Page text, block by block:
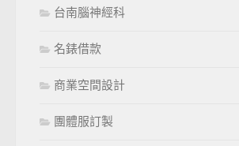
台南腦神經科
名錶借款
商業空間設計
團體服訂製